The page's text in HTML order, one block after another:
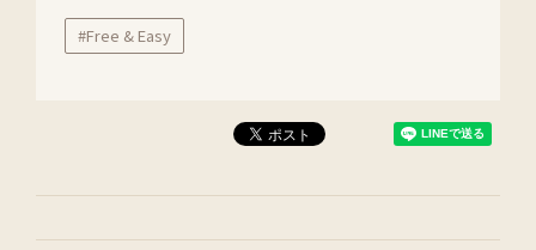
#Free & Easy